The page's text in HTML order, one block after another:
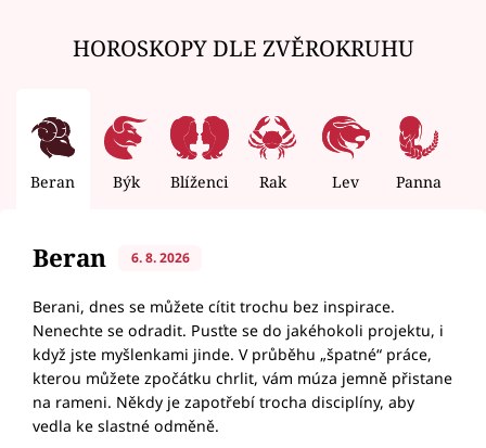
HOROSKOPY DLE ZVĚROKRUHU
Beran Býk Blíženci Rak Lev Panna
Beran 6. 8. 2026
Berani, dnes se můžete cítit trochu bez inspirace.
Nenechte se odradit. Pusťte se do jakéhokoli projektu, i
když jste myšlenkami jinde. V průběhu „špatné“ práce,
kterou můžete zpočátku chrlit, vám múza jemně přistane
na rameni. Někdy je zapotřebí trocha disciplíny, aby
vedla ke slastné odměně.